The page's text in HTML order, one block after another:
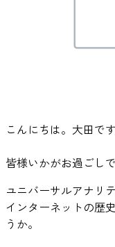
こんにちは。大田です
皆様いかがお過ごし
ユニバーサルアナリ
インターネットの歴
うか。